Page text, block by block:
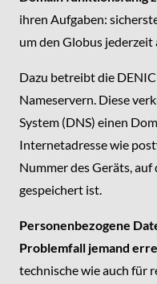
ihren Aufgaben:
um den Globus
Dazu betreibt die
Nameservern. Diese
System (DNS) einen
Internetadresse wie
Nummer des Geräts,
gespeichert ist.
Personenbezogene
Problemfall jemand
technische wie auch für